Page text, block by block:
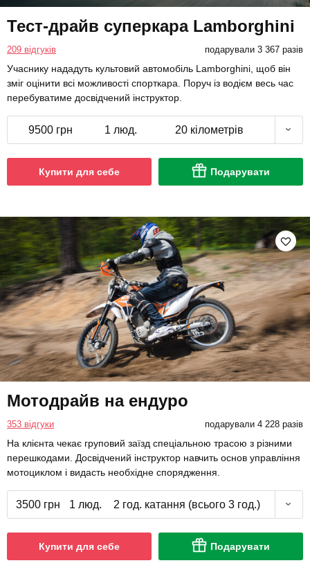
Тест-драйв суперкара Lamborghini
209 відгуків подарували 3 367 разів
Учаснику нададуть культовий автомобіль Lamborghini, щоб він
зміг оцінити всі можливості спорткара. Поруч із водієм весь час
перебуватиме досвідчений інструктор.
9500 грн 1 люд. 20 кілометрів
Купити для себе Подарувати
Мотодрайв на ендуро
353 відгуки подарували 4 228 разів
На клієнта чекає груповий заїзд спеціальною трасою з різними
перешкодами. Досвідчений інструктор навчить основ управління
мотоциклом і видасть необхідне спорядження.
3500 грн 1 люд. 2 год. катання (всього 3 год.)
Купити для себе Подарувати